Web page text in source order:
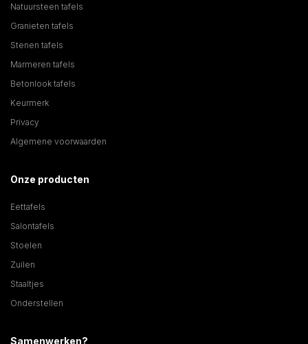
Natuursteen tafels
Granieten tafels
Stenen tafels
Marmeren tafels
Betonlook tafels
Keurmerk
Privacy
Algemene voorwaarden
Onze producten
Eettafels
Salontafels
Stoelen
Zuilen
Staaltjes
Onderstellen
Samenwerken?